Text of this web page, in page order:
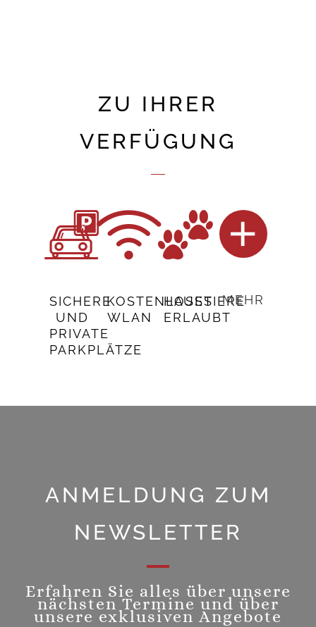
ZU IHRER
VERFÜGUNG
SICHERE
UND
PRIVATE
PARKPLÄTZE
KOSTENLOSES
WLAN
HAUSTIERE
ERLAUBT
MEHR
ANMELDUNG ZUM
NEWSLETTER
Erfahren Sie alles über unsere
nächsten Termine und über
unsere exklusiven Angebote